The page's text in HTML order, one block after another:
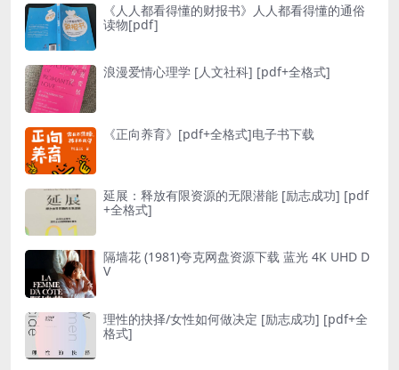
《人人都看得懂的财报书》人人都看得懂的通俗
读物[pdf]
浪漫爱情心理学 [ 人文社科] [pdf+全格式]
《正向养育》[pdf+全格式]电子书下载
延展：释放有限资源的无限潜能 [ 励志成功] [pdf
+全格式]
隔墙花 (1981)夸克网盘资源下载 蓝光 4K UHD D
V
理性的抉择/女性如何做决定 [ 励志成功] [pdf+全
格式]